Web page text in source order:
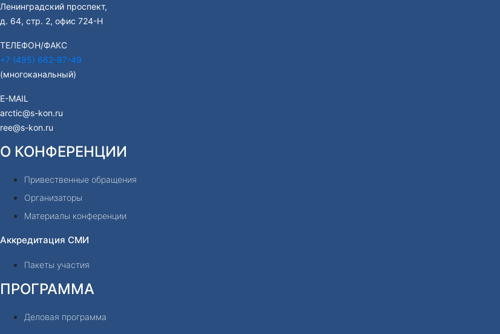
Ленинградский проспект,
д. 64, стр. 2, офис 724-Н
ТЕЛЕФОН/ФАКС
+7 (495) 662-97-49
(многоканальный)
E-MAIL
arctic@s-kon.ru
ree@s-kon.ru
О КОНФЕРЕНЦИИ
Привественные обращения
Организаторы
Материалы конференции
Аккредитация СМИ
Пакеты участия
ПРОГРАММА
Деловая программа